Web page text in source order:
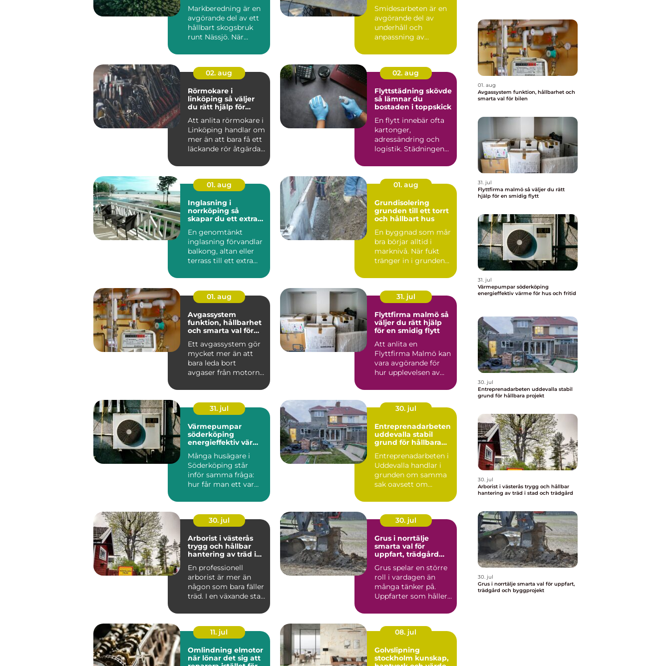
Markberedning är en
avgörande del av ett
hållbart skogsbruk
runt Nässjö. När
förbereds p...
Smidesarbeten är en
avgörande del av
underhåll och
anpassning av
tunga maskiner, sär...
02. aug
Rörmokare i
linköping så väljer
du rätt hjälp för
avlopp
Att anlita rörmokare i
Linköping handlar om
mer än att bara få ett
läckande rör åtgärdat.
02. aug
Flyttstädning skövde
så lämnar du
bostaden i toppskick
En flytt innebär ofta
kartonger,
adressändring och
logistik. Städningen
listan, ...
01. aug
Inglasning i
norrköping så
skapar du ett extra
En genomtänkt
inglasning förvandlar
balkong, altan eller
terrass till ett extra
anvä...
01. aug
Grundisolering
grunden till ett torrt
och hållbart hus
En byggnad som mår
bra börjar alltid i
marknivå. När fukt
tränger in i grunden
mögel...
01. aug
Avgassystem
funktion, hållbarhet
och smarta val för
Ett avgassystem gör
mycket mer än att
bara leda bort
avgaser från motorn.
bränsleförbru...
31. jul
Flyttfirma malmö så
väljer du rätt hjälp
för en smidig flytt
Att anlita en
Flyttfirma Malmö kan
vara avgörande för
hur upplevelsen av
välplan...
31. jul
Värmepumpar
söderköping
energieffektiv värme
Många husägare i
Söderköping står
inför samma fråga:
hur får man ett varmt
året ru...
30. jul
Entreprenadarbeten
uddevalla stabil
grund för hållbara
Entreprenadarbeten i
Uddevalla handlar i
grunden om samma
sak oavsett om
privatperson, ...
30. jul
Arborist i västerås
trygg och hållbar
hantering av träd i
En professionell
arborist är mer än
någon som bara fäller
träd. I en växande stad
30. jul
Grus i norrtälje
smarta val för
uppfart, trädgård
Grus spelar en större
roll i vardagen än
många tänker på.
Uppfarter som håller
11. jul
Omlindning elmotor
när lönar det sig att
08. jul
Golvslipning
stockholm kunskap,
01. aug
Avgassystem funktion, hållbarhet och
smarta val för bilen
31. jul
Flyttfirma malmö så väljer du rätt
hjälp för en smidig flytt
31. jul
Värmepumpar söderköping
energieffektiv värme för hus och fritid
30. jul
Entreprenadarbeten uddevalla stabil
grund för hållbara projekt
30. jul
Arborist i västerås trygg och hållbar
hantering av träd i stad och trädgård
30. jul
Grus i norrtälje smarta val för uppfart,
trädgård och byggprojekt